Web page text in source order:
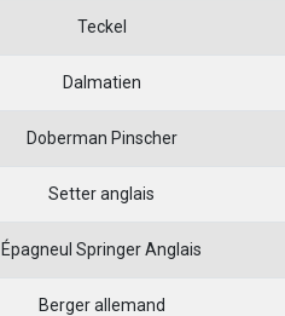
Teckel
Dalmatien
Doberman Pinscher
Setter anglais
Épagneul Springer Anglais
Berger allemand